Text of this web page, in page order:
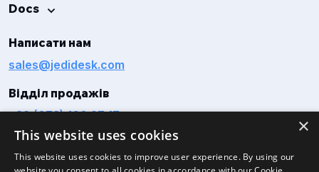
Docs
Написати нам
sales@jedidesk.com
Відділ продажів
+38 (073) 160 27 17
×
This website uses cookies
This website uses cookies to improve user experience. By using our